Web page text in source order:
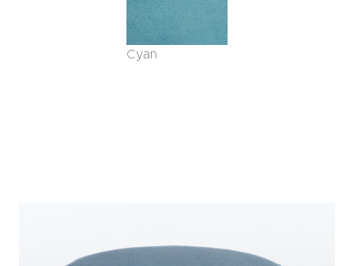
Cyan